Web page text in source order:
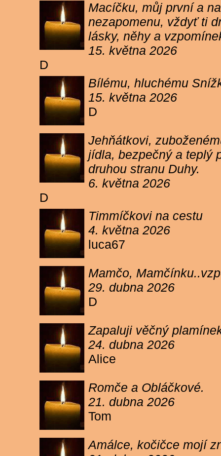
Macíčku, můj první a
nezapomenu, vždyť ti
lásky, něhy a
15. května 2026
D
Bílému, hluchému
15. května 2026
D
Jehňátkovi,
jídla, bezpečný a teplý
druhou stranu Duhy.
6. května 2026
D
Timmíčkovi na cestu
4. května 2026
luca67
Mamčo,
29. dubna 2026
D
Zapaluji věčný
24. dubna 2026
Alice
Romče a Obláčkové.
21. dubna 2026
Tom
Amálce, kočičce mojí